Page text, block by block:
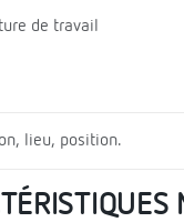
de travail
lieu, position.